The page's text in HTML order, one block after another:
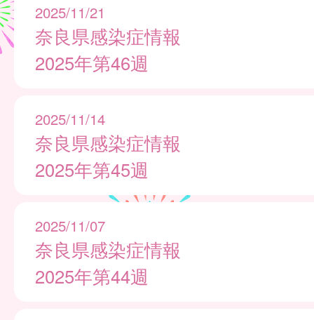
2025/11/21
奈良県感染症情報
2025年第46週
2025/11/14
奈良県感染症情報
2025年第45週
2025/11/07
奈良県感染症情報
2025年第44週